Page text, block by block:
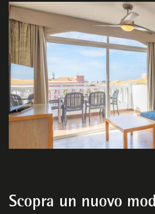
Scopra un nuovo